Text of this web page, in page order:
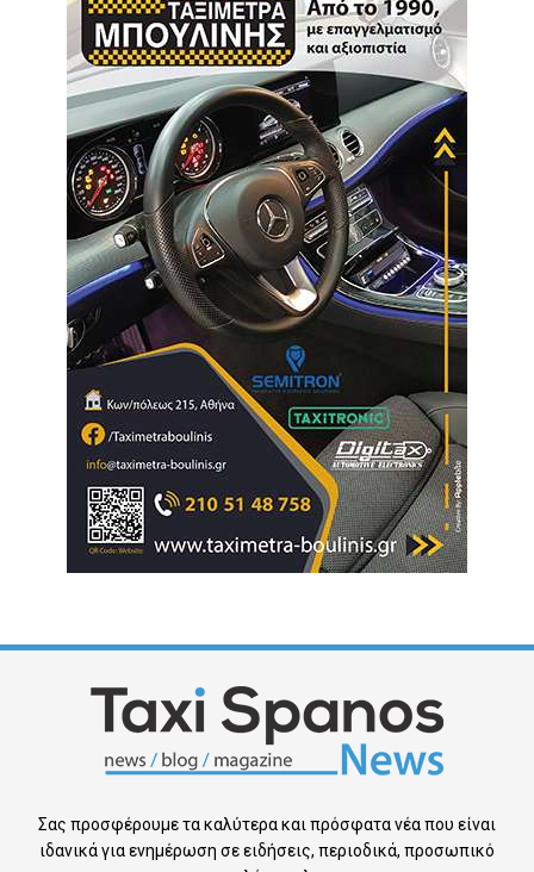
Σας προσφέρουμε τα καλύτερα και πρόσφατα νέα που είναι
ιδανικά για ενημέρωση σε ειδήσεις, περιοδικά, προσωπικό